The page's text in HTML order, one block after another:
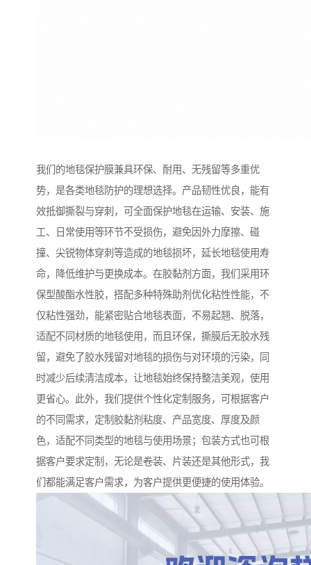
我们的地毯保护膜兼具环保、耐用、无残留等多重优
势，是各类地毯防护的理想选择。产品韧性优良，能有
效抵御撕裂与穿刺，可全面保护地毯在运输、安装、施
工、日常使用等环节不受损伤，避免因外力摩擦、碰
撞、尖锐物体穿刺等造成的地毯损坏，延长地毯使用寿
命，降低维护与更换成本。在胶黏剂方面，我们采用环
保型酸酯水性胶，搭配多种特殊助剂优化粘性性能，不
仅粘性强劲，能紧密贴合地毯表面，不易起翘、脱落，
适配不同材质的地毯使用，而且环保，撕膜后无胶水残
留，避免了胶水残留对地毯的损伤与对环境的污染，同
时减少后续清洁成本，让地毯始终保持整洁美观，使用
更省心。此外，我们提供个性化定制服务，可根据客户
的不同需求，定制胶黏剂粘度、产品宽度、厚度及颜
色，适配不同类型的地毯与使用场景；包装方式也可根
据客户要求定制，无论是卷装、片装还是其他形式，我
们都能满足客户需求，为客户提供更便捷的使用体验。